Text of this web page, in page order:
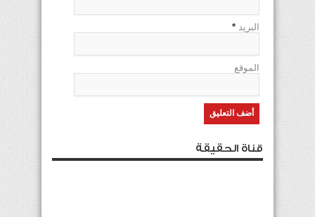
البريد *
الموقع
قناة الحقيقة